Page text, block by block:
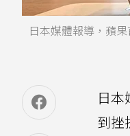
日本媒體報導，蘋
日本
到挫